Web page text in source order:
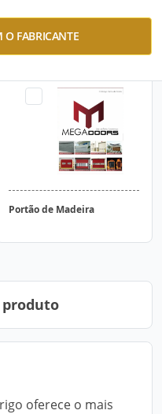
O FABRICANTE
Residencial
Portão de Madeira
oferece o mais